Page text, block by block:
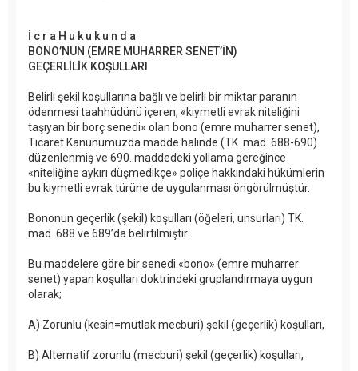
İ c r a H u k u k u n d a
BONO’NUN (EMRE MUHARRER SENET’İN)
GEÇERLİLİK KOŞULLARI
Belirli şekil koşullarına bağlı ve belirli bir miktar paranın
ödenmesi taahhüdünü içeren, «kıymetli evrak niteliğini
taşıyan bir borç senedi» olan bono (emre muharrer senet),
Ticaret Kanunumuzda madde halinde (TK. mad. 688-690)
düzenlenmiş ve 690. maddedeki yollama gereğince
«niteliğine aykırı düşmedikçe» poliçe hakkındaki hükümlerin
bu kıymetli evrak türüne de uygulanması öngörülmüştür.
Bononun geçerlik (şekil) koşulları (öğeleri, unsurları) TK.
mad. 688 ve 689’da belirtilmiştir.
Bu maddelere göre bir senedi «bono» (emre muharrer
senet) yapan koşulları doktrindeki gruplandırmaya uygun
olarak;
A) Zorunlu (kesin=mutlak mecburi) şekil (geçerlik) koşulları,
B) Alternatif zorunlu (mecburi) şekil (geçerlik) koşulları,